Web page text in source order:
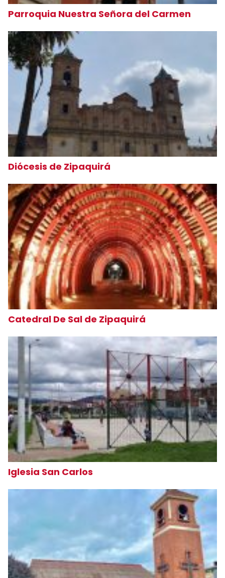
Parroquia Nuestra Señora del Carmen
Diócesis de Zipaquirá
Catedral De Sal de Zipaquirá
Iglesia San Carlos